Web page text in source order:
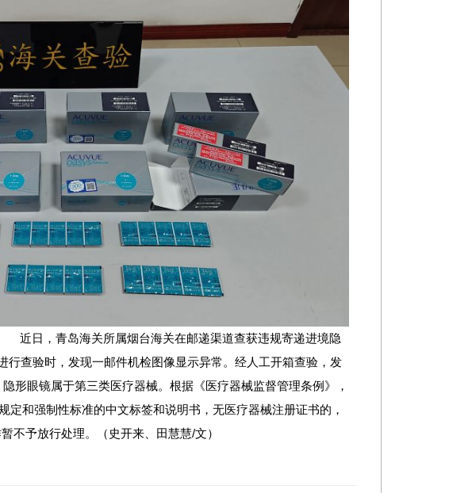
日，青岛海关所属烟台海关在邮递渠道查获违规寄递进境隐
验时，发现一邮件机检图像显示异常。经人工开箱查验，发
眼镜属于第三类医疗器械。根据《医疗器械监督管理条例》，
定和强制性标准的中文标签和说明书，无医疗器械注册证书的，
不予放行处理。（史开来、田慧慧/文）